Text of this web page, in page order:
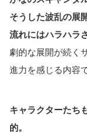
そうした波乱の展
流れにはハラハラ
劇的な展開が続く
進力を感じる内容
キャラクターたち
的。